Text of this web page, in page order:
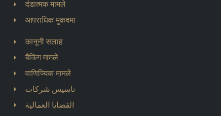
दंडात्मक मामले
आपराधिक मुकदमा
कानूनी सलाह
बैंकिंग मामले
वाणिज्यिक मामले
تاسيس شركات
القضايا العمالية